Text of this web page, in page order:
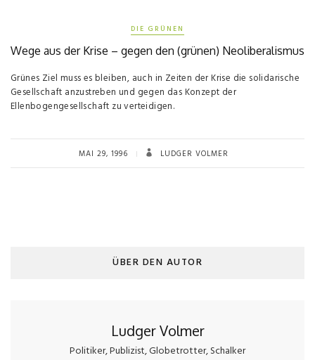
DIE GRÜNEN
Wege aus der Krise – gegen den (grünen) Neoliberalismus
Grünes Ziel muss es bleiben, auch in Zeiten der Krise die solidarische
Gesellschaft anzustreben und gegen das Konzept der
Ellenbogengesellschaft zu verteidigen.
MAI 29, 1996 LUDGER VOLMER
ÜBER DEN AUTOR
Ludger Volmer
Politiker, Publizist, Globetrotter, Schalker